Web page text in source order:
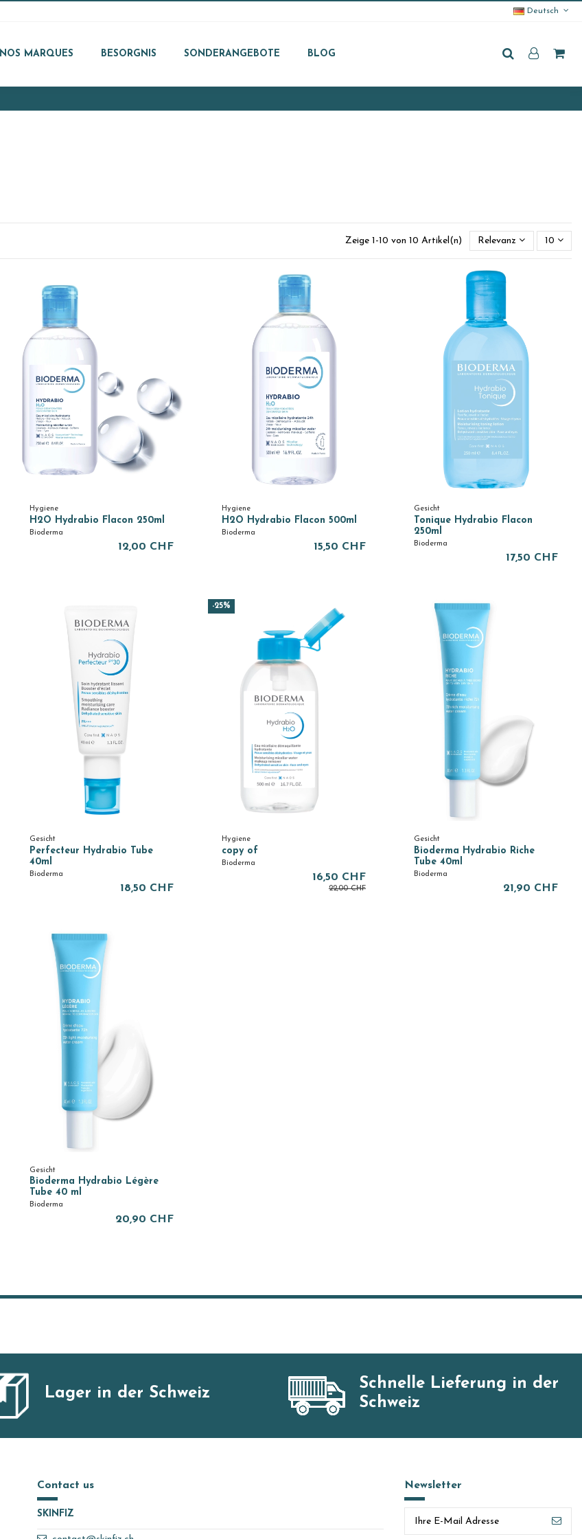
Deutsch
NOS MARQUES BESORGNIS SONDERANGEBOTE BLOG
Zeige 1-10 von 10 Artikel(n) Relevanz 10
Hygiene
H2O Hydrabio Flacon 250ml
Bioderma
12,00 CHF
Hygiene
H2O Hydrabio Flacon 500ml
Bioderma
15,50 CHF
Gesicht
Tonique Hydrabio Flacon
250ml
Bioderma
17,50 CHF
Gesicht
Perfecteur Hydrabio Tube
40ml
Bioderma
18,50 CHF
-25%
Hygiene
copy of
Bioderma
16,50 CHF
22,00 CHF
Gesicht
Bioderma Hydrabio Riche
Tube 40ml
Bioderma
21,90 CHF
Gesicht
Bioderma Hydrabio Légère
Tube 40 ml
Bioderma
20,90 CHF
Lager in der Schweiz
Schnelle Lieferung in der
Schweiz
Contact us
SKINFIZ
Newsletter